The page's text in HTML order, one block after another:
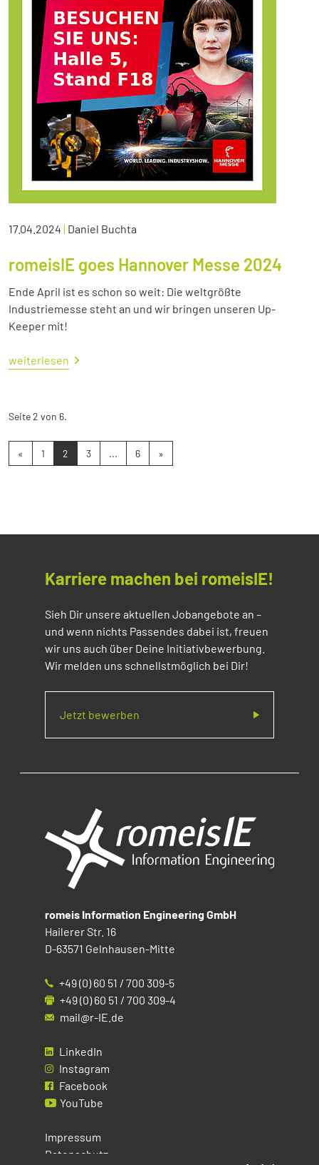
17.04.2024 | Daniel Buchta
romeisIE goes Hannover Messe 2024
Ende April ist es schon so weit: Die weltgrößte
Industriemesse steht an und wir bringen unseren Up-
Keeper mit!
weiterlesen
Seite 2 von 6.
« 1 2 3 ... 6 »
Karriere machen bei romeisIE!
Sieh Dir unsere aktuellen Jobangebote an –
und wenn nichts Passendes dabei ist, freuen
wir uns auch über Deine Initiativbewerbung.
Wir melden uns schnellstmöglich bei Dir!
Jetzt bewerben
romeis Information Engineering GmbH
Hailerer Str. 16
D-63571 Gelnhausen-Mitte
+49 (0) 60 51 / 700 309-5
+49 (0) 60 51 / 700 309-4
mail@r-IE.de
LinkedIn
Instagram
Facebook
YouTube
Impressum
Datenschutz